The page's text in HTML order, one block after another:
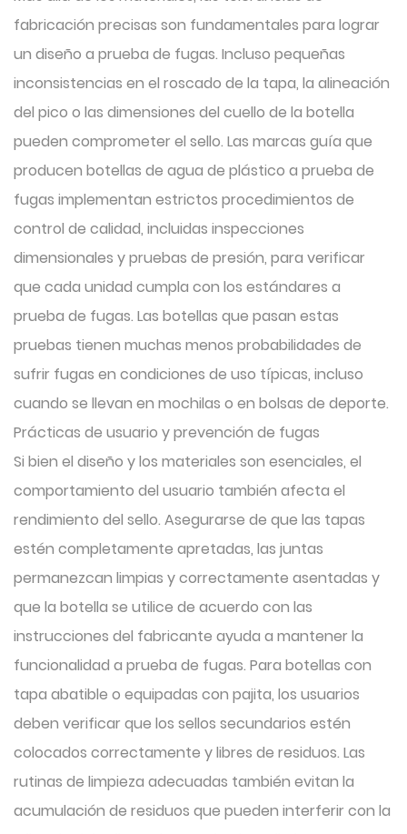
fabricación precisas son fundamentales para lograr
un diseño a prueba de fugas. Incluso pequeñas
inconsistencias en el roscado de la tapa, la alineación
del pico o las dimensiones del cuello de la botella
pueden comprometer el sello. Las marcas guía que
producen botellas de agua de plástico a prueba de
fugas implementan estrictos procedimientos de
control de calidad, incluidas inspecciones
dimensionales y pruebas de presión, para verificar
que cada unidad cumpla con los estándares a
prueba de fugas. Las botellas que pasan estas
pruebas tienen muchas menos probabilidades de
sufrir fugas en condiciones de uso típicas, incluso
cuando se llevan en mochilas o en bolsas de deporte.
Prácticas de usuario y prevención de fugas
Si bien el diseño y los materiales son esenciales, el
comportamiento del usuario también afecta el
rendimiento del sello. Asegurarse de que las tapas
estén completamente apretadas, las juntas
permanezcan limpias y correctamente asentadas y
que la botella se utilice de acuerdo con las
instrucciones del fabricante ayuda a mantener la
funcionalidad a prueba de fugas. Para botellas con
tapa abatible o equipadas con pajita, los usuarios
deben verificar que los sellos secundarios estén
colocados correctamente y libres de residuos. Las
rutinas de limpieza adecuadas también evitan la
acumulación de residuos que pueden interferir con la